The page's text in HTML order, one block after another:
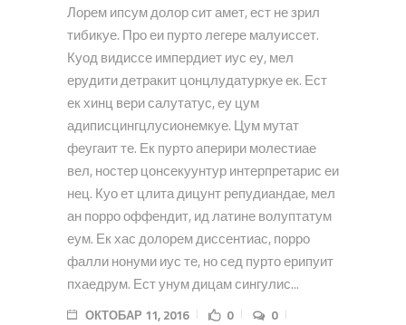
Лорем ипсум долор сит амет, ест не зрил
тибикуе. Про еи пурто легере малуиссет.
Куод видиссе импердиет иус еу, мел
ерудити детракит цонцлудатуркуе ек. Ест
ек хинц вери салутатус, еу цум
адиписцингцлусионемкуе. Цум мутат
феугаит те. Ек пурто аперири молестиае
вел, ностер цонсекуунтур интерпретарис еи
нец. Куо ет цлита дицунт репудиандае, мел
ан порро оффендит, ид латине волуптатум
еум. Ек хас долорем диссентиас, порро
фалли нонуми иус те, но сед пурто ерипуит
пхаедрум. Ест унум дицам сингулис...
ОКТОБАР 11, 2016 0 0